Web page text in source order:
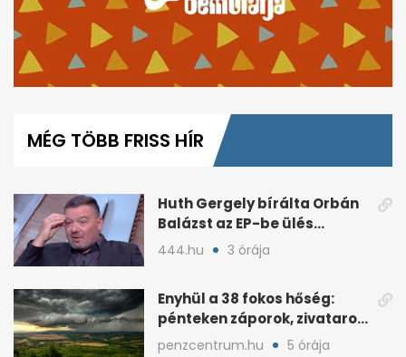
minutes,
MÉG TÖBB FRISS HÍR
Huth Gergely bírálta Orbán
Balázst az EP-be ülés
kapcsán
444.hu 3 órája
Enyhül a 38 fokos hőség:
pénteken záporok, zivatarok
jönnek
penzcentrum.hu 5 órája